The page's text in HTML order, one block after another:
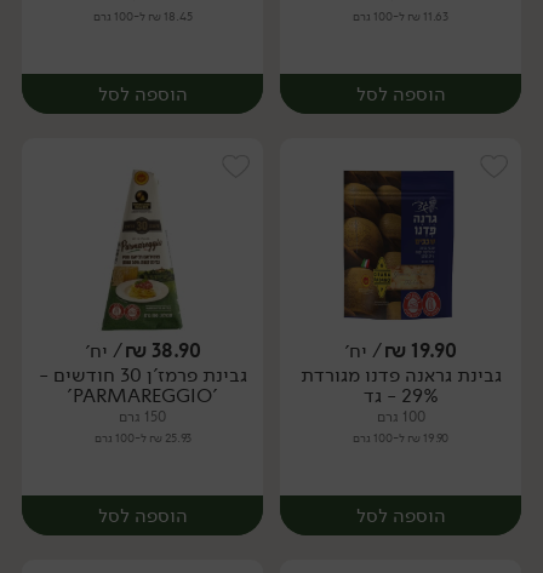
11.63 ₪ ל-100 גרם
הוספה לסל
יח׳
18.45 ₪ ל-100 גרם
הוספה לסל
יח׳
19.90
₪/ יח׳
גבינת גראנה פדנו מגורדת
29% - גד
100 גרם
19.90 ₪ ל-100 גרם
הוספה לסל
38.90
₪/ יח׳
גבינת פרמז'ן 30 חודשים -
'PARMAREGGIO'
150 גרם
25.93 ₪ ל-100 גרם
הוספה לסל